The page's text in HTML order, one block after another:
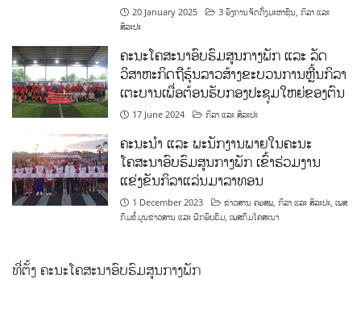
20 January 2025 3 ອົງການຈັດຕັ້ງມະຫາຊົນ ,ກິລາ ແລະ
ສິລະປະ
ຄະນະໂຄສະນາອົບຮົມສູນກາງພັກ ແລະ ລັດ
ວິສາຫະກິດຖືຮຸ້ນລາວສ້າງຂະບວນການຫຼີ້ນກິລາ
ເຕະບານເພື່ອຕ້ອນຮັບກອງປະຊຸມໃຫຍ່ຂອງຕົນ
17 June 2024 ກິລາ ແລະ ສິລະປະ
ຄະນະນຳ ແລະ ພະນັກງານພາຍໃນຄະນະ
ໂຄສະນາອົບຮົມສູນກາງພັກ ເຂົ້າຮ່ວມງານ
ແຂ່ງຂັນກິລາແລ່ນມາລາທອນ
1 December 2023 ຂ່າວສານ ຄອສພ ,ກິລາ ແລະ ສິລະປະ ,ເພສ
ກົມຂໍ້ມູນຂ່າວສານ ແລະ ຝຶກອົບຮົມ ,ເພສກົມໂຄສະນາ
ທີ່ຕັ້ງ ຄະນະໂຄສະນາອົບຮົມສູນກາງພັກ